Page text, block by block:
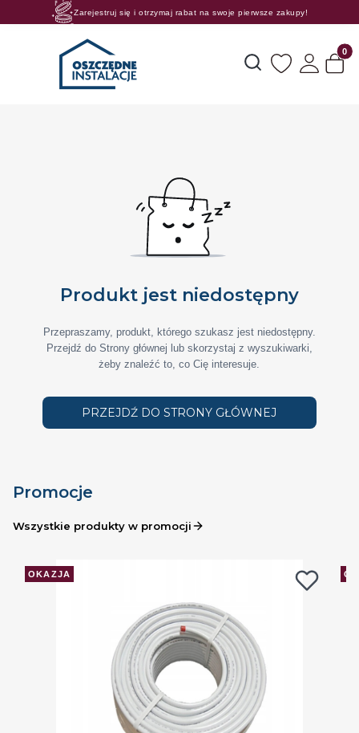
Zarejestruj się i otrzymaj rabat na swoje pierwsze zakupy!
Otwórz wyszukiwarkę
Produkt jest niedostępny
Przepraszamy, produkt, którego szukasz jest niedostępny.
Przejdź do Strony głównej lub skorzystaj z wyszukiwarki,
żeby znaleźć to, co Cię interesuje.
PRZEJDŹ DO STRONY GŁÓWNEJ
Promocje
Wszystkie produkty w promocji
OKAZJA